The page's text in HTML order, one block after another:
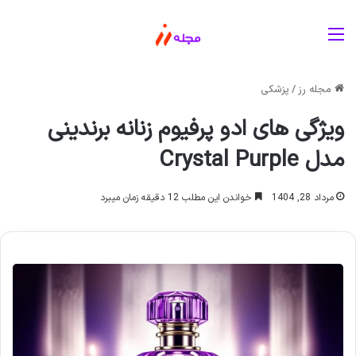
مجله رز/ پزشکی
ویژگی های ادو پرفیوم زنانه برندینی
مدل Crystal Purple
مرداد 28, 1404 خواندن این مطلب 12 دقیقه زمان میبرد